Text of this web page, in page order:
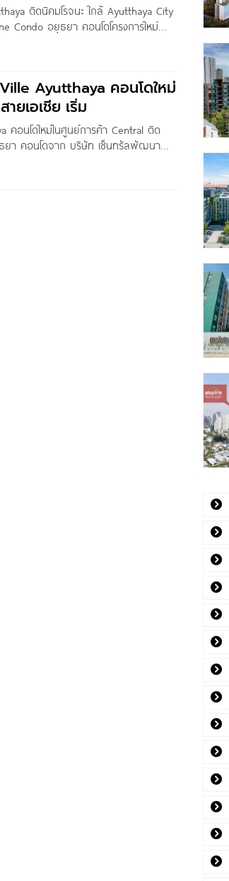
ติดนิคมโรจนะ ใกล้ Ayutthaya City
Condo อยุธยา คอนโดโครงการใหม่
นท์ จำกัด โครงการตั้งอยู่บน ถ.โรจนะ
Ayutthaya คอนโดใหม่
ยเอเชีย เริ่ม
คอนโดใหม่ในศูนย์การค้า Central ติด
ธยา คอนโดจาก บริษัท เซ็นทรัลพัฒนา
นพลู อ.เมือง จ.พระนครศรีอยุธยา บน
ะถนนสายเอเชีย เชื่อมต่อทุก Lifestyle